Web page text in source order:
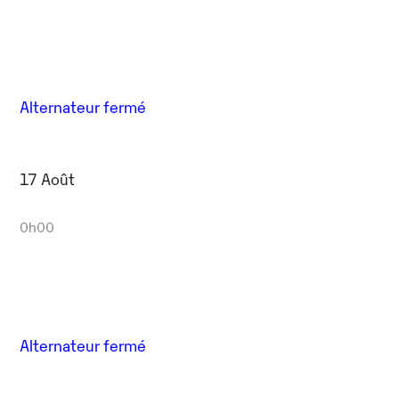
Alternateur fermé
17 Août
0h00
Alternateur fermé